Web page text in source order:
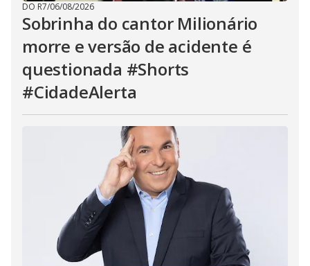
DO R7/06/08/2026
Sobrinha do cantor Milionário
morre e versão de acidente é
questionada #Shorts
#CidadeAlerta